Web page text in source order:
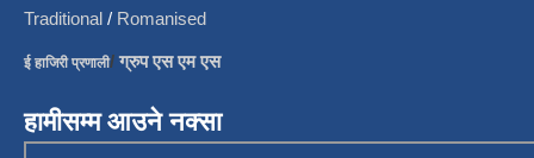
Traditional / Romanised
ई हाजिरी प्रणाली/ग्रुप एस एम एस
हामीसम्म आउने नक्सा